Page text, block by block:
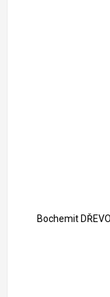
Bochemit